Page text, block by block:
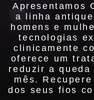
Apresentamos
a linha
homens e
tecnologias
clinicamente
oferece um
reduzir a queda
mês.
dos seus fios